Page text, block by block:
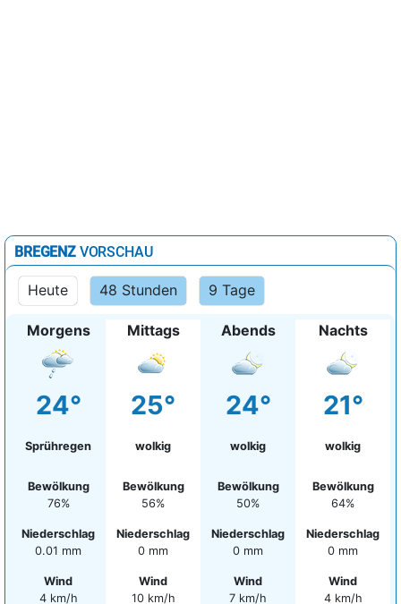
BREGENZVORSCHAU
Heute 48 Stunden 9 Tage
Morgens
24°
Sprühregen
Bewölkung
76%
Niederschlag
0.01 mm
Wind
4 km/h
Mittags
25°
wolkig
Bewölkung
56%
Niederschlag
0 mm
Wind
10 km/h
Abends
24°
wolkig
Bewölkung
50%
Niederschlag
0 mm
Wind
7 km/h
Nachts
21°
wolkig
Bewölkung
64%
Niederschlag
0 mm
Wind
4 km/h